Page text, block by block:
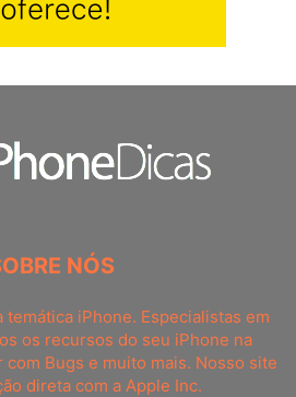
NÓS
temática iPhone. Especialistas em
os recursos do seu iPhone na
com Bugs e muito mais. Nosso site
direta com a Apple Inc.